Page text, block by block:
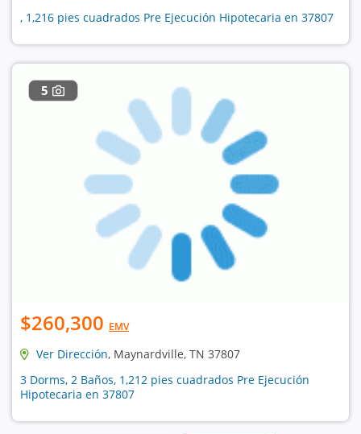
, 1,216 pies cuadrados Pre Ejecución Hipotecaria en 37807
5
$260,300 EMV
Ver Dirección, Maynardville, TN 37807
3 Dorms, 2 Baños, 1,212 pies cuadrados Pre Ejecución
Hipotecaria en 37807